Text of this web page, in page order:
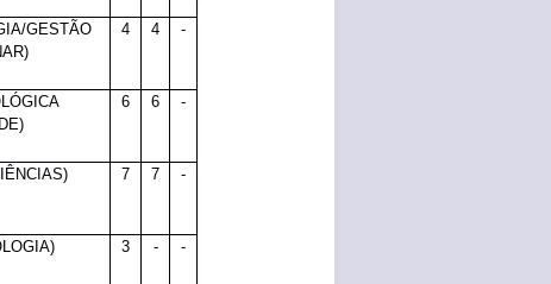
GESTÃO
4 4 -
6 6 -
7 7 -
3 - -